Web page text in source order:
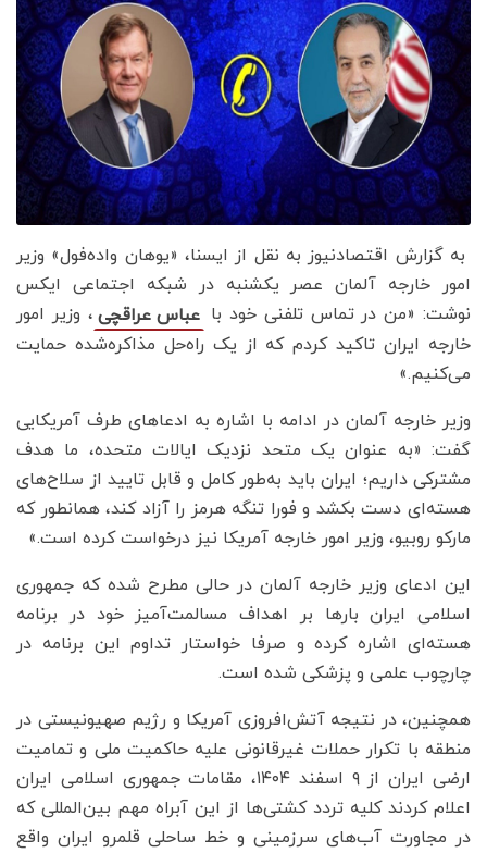
به گزارش اقتصادنیوز به نقل از ایسنا، «یوهان واده‌فول» وزیر
امور خارجه آلمان عصر یکشنبه در شبکه اجتماعی ایکس
نوشت: «من در تماس تلفنی خود با عباس عراقچی ، وزیر امور
خارجه ایران تاکید کردم که از یک راه‌حل مذاکره‌شده حمایت
می‌کنیم.»
وزیر خارجه آلمان در ادامه با اشاره به ادعاهای طرف آمریکایی
گفت: «به عنوان یک متحد نزدیک ایالات متحده، ما هدف
مشترکی داریم؛ ایران باید به‌طور کامل و قابل تایید از سلاح‌های
هسته‌ای دست بکشد و فورا تنگه هرمز را آزاد کند، همانطور که
مارکو روبیو، وزیر امور خارجه آمریکا نیز درخواست کرده است.»
این ادعای وزیر خارجه آلمان در حالی مطرح شده که جمهوری
اسلامی ایران بارها بر اهداف مسالمت‌آمیز خود در برنامه‌
هسته‌ای اشاره کرده و صرفا خواستار تداوم این برنامه در
چارچوب علمی و پزشکی شده است.
همچنین، در نتیجه آتش‌افروزی آمریکا و رژیم صهیونیستی در
منطقه با تکرار حملات غیرقانونی علیه حاکمیت ملی و تمامیت
ارضی ایران از ۹ اسفند ۱۴۰۴، مقامات جمهوری اسلامی ایران
اعلام کردند کلیه تردد کشتی‌ها از این آبراه مهم بین‌المللی که
در مجاورت آب‌های سرزمینی و خط ساحلی قلمرو ایران واقع